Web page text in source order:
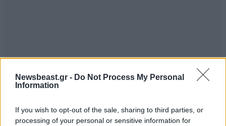
Newsbeast.gr - Do Not Process My Personal
Information
If you wish to opt-out of the sale, sharing to third parties, or
processing of your personal or sensitive information for